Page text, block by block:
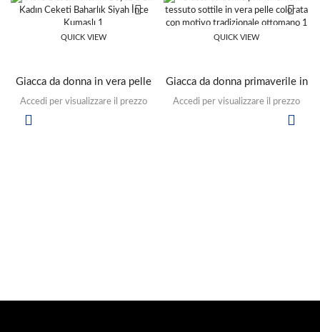
QUICK VIEW
Giacca da donna in vera pelle
bianca con motivi della Corea
del Sud con tessuto nero
Accedi per visualizzare il prezzo
QUICK VIEW
Giacca da donna primaverile in
tessuto sottile colorato in vera
pelle con motivi tradizionali
Accedi per visualizzare il prezzo